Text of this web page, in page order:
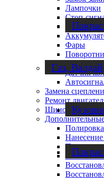
Газ,
Лампочки
Стоп-
Лямбда
Фары
Габариты
Датчик
Замена
Ремонт
Шиномонтаж
Полировка
Замена